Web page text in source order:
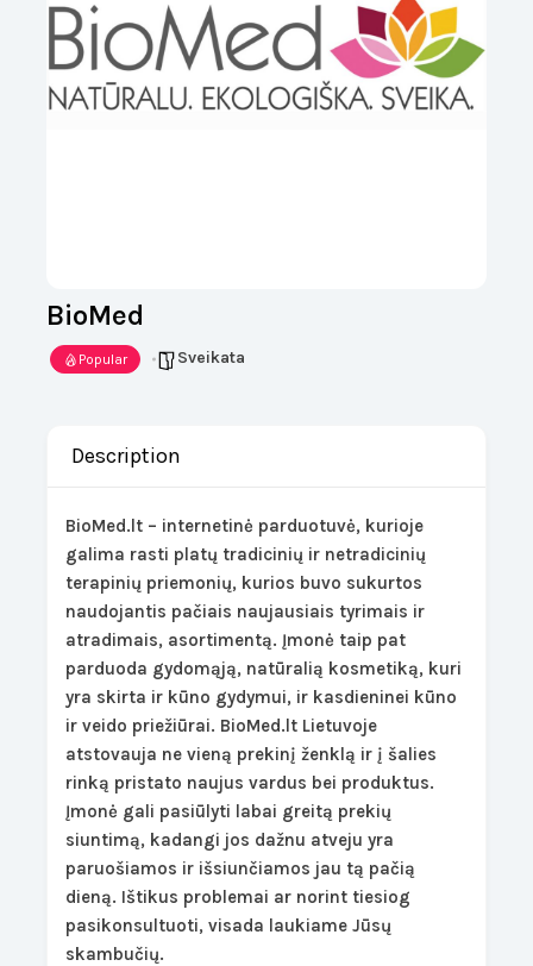
BioMed
Popular Sveikata
Description
BioMed.lt – internetinė parduotuvė, kurioje
galima rasti platų tradicinių ir netradicinių
terapinių priemonių, kurios buvo sukurtos
naudojantis pačiais naujausiais tyrimais ir
atradimais, asortimentą. Įmonė taip pat
parduoda gydomąją, natūralią kosmetiką, kuri
yra skirta ir kūno gydymui, ir kasdieninei kūno
ir veido priežiūrai. BioMed.lt Lietuvoje
atstovauja ne vieną prekinį ženklą ir į šalies
rinką pristato naujus vardus bei produktus.
Įmonė gali pasiūlyti labai greitą prekių
siuntimą, kadangi jos dažnu atveju yra
paruošiamos ir išsiunčiamos jau tą pačią
dieną. Ištikus problemai ar norint tiesiog
pasikonsultuoti, visada laukiame Jūsų
skambučių.